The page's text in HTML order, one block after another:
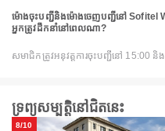
ម៉ោងចុះបញ្ជីនិងម៉ោងចេញបញ្ជីនៅ Sofitel
អ្នកត្រូវដឹកនាំនៅពេលណា?
សមាជិកត្រូវអនុវត្តការចុះបញ្ជីនៅ 15:00 និង
ទ្រព្យសម្បត្តិនៅជិតនេះ
8/10